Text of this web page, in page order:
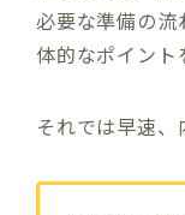
必要な準備の流
体的なポイント
それでは早速、